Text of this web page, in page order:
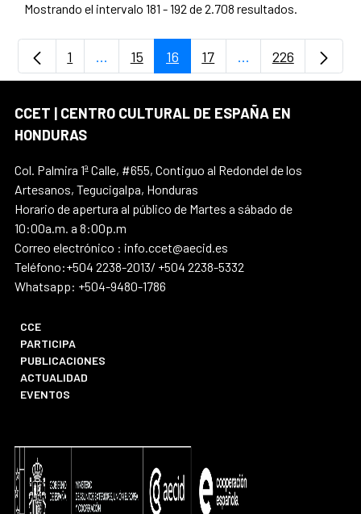
Mostrando el intervalo 181 - 192 de 2.708 resultados.
Página
1 ...Páginas intermedias Use TAB para
Página
15 Página
16 Página
17 ...PáginasPágina
226
CCET | CENTRO CULTURAL DE ESPAÑA EN
HONDURAS
Col. Palmira 1ª Calle, #655, Contiguo al Redondel de los
Artesanos, Tegucigalpa, Honduras
Horario de apertura al público de Martes a sábado de
10:00a.m. a 8:00p.m
Correo electrónico : info.ccet@aecid.es
Teléfono:+504 2238-2013/ +504 2238-5332
Whatsapp: +504-9480-1786
CCE
PARTICIPA
PUBLICACIONES
ACTUALIDAD
EVENTOS